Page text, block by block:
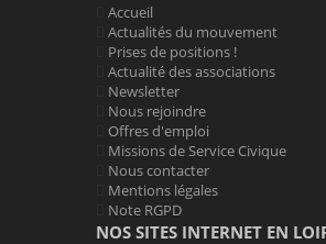
Accueil
Actualités du mouvement
Prises de positions !
Actualité des associations
Newsletter
Nous rejoindre
Offres d'emploi
Missions de Service Civique
Nous contacter
Mentions légales
Note RGPD
NOS SITES INTERNET EN